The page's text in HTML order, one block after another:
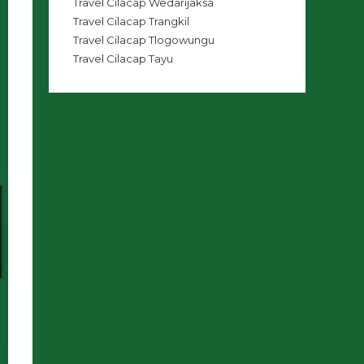
Travel Cilacap Trangkil
Travel Cilacap Tlogowungu
Travel Cilacap Tayu